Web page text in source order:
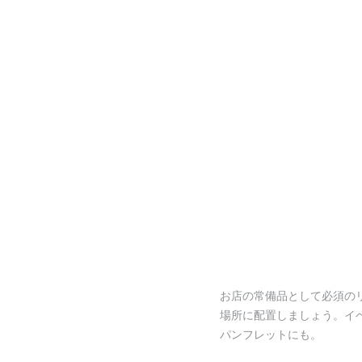
お店の常備品として必須の
場所に配置しましょう。イ
パンフレットにも。